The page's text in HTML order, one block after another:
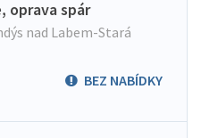
oprava spár
nad Labem-Stará
BEZ NABÍDKY